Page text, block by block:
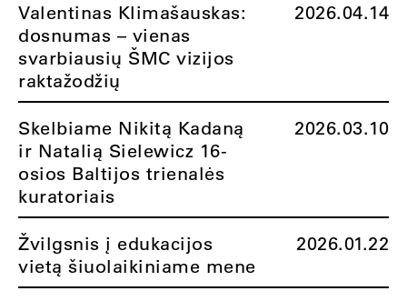
Valentinas Klimašauskas:
dosnumas – vienas
svarbiausių ŠMC vizijos
raktažodžių
2026.04.14
Skelbiame Nikitą Kadaną
ir Natalią Sielewicz 16-
osios Baltijos trienalės
kuratoriais
2026.03.10
Žvilgsnis į edukacijos
vietą šiuolaikiniame mene
2026.01.22